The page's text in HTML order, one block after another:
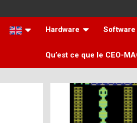
Hardware Software
Qu’est ce que le CEO-